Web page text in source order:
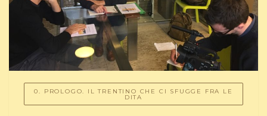
0. PROLOGO. IL TRENTINO CHE CI SFUGGE FRA LE
DITA